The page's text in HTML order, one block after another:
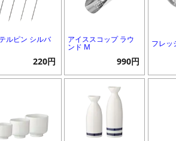
ルピン シルバ
220円
アイススコップ ラウ
ンド M
990円
フレッ